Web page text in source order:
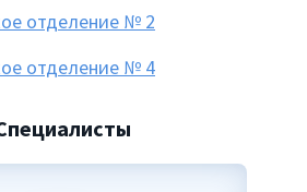
отделение № 2
отделение № 4